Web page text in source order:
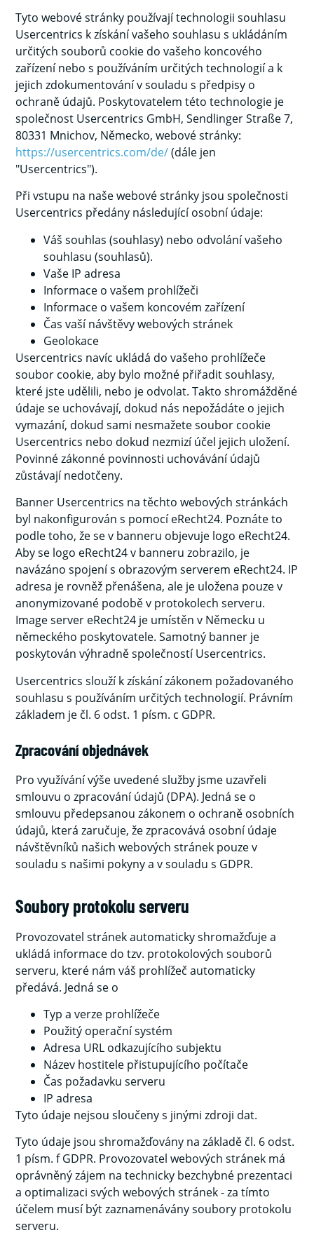
Tyto webové stránky používají technologii souhlasu
Usercentrics k získání vašeho souhlasu s ukládáním
určitých souborů cookie do vašeho koncového
zařízení nebo s používáním určitých technologií a k
jejich zdokumentování v souladu s předpisy o
ochraně údajů. Poskytovatelem této technologie je
společnost Usercentrics GmbH, Sendlinger Straße 7,
80331 Mnichov, Německo, webové stránky:
https://usercentrics.com/de/(dále jen
"Usercentrics").
Při vstupu na naše webové stránky jsou společnosti
Usercentrics předány následující osobní údaje:
Váš souhlas (souhlasy) nebo odvolání vašeho
souhlasu (souhlasů).
Vaše IP adresa
Informace o vašem prohlížeči
Informace o vašem koncovém zařízení
Čas vaší návštěvy webových stránek
Geolokace
Usercentrics navíc ukládá do vašeho prohlížeče
soubor cookie, aby bylo možné přiřadit souhlasy,
které jste udělili, nebo je odvolat. Takto shromážděné
údaje se uchovávají, dokud nás nepožádáte o jejich
vymazání, dokud sami nesmažete soubor cookie
Usercentrics nebo dokud nezmizí účel jejich uložení.
Povinné zákonné povinnosti uchovávání údajů
zůstávají nedotčeny.
Banner Usercentrics na těchto webových stránkách
byl nakonfigurován s pomocí eRecht24. Poznáte to
podle toho, že se v banneru objevuje logo eRecht24.
Aby se logo eRecht24 v banneru zobrazilo, je
navázáno spojení s obrazovým serverem eRecht24. IP
adresa je rovněž přenášena, ale je uložena pouze v
anonymizované podobě v protokolech serveru.
Image server eRecht24 je umístěn v Německu u
německého poskytovatele. Samotný banner je
poskytován výhradně společností Usercentrics.
Usercentrics slouží k získání zákonem požadovaného
souhlasu s používáním určitých technologií. Právním
základem je čl. 6 odst. 1 písm. c GDPR.
Zpracování objednávek
Pro využívání výše uvedené služby jsme uzavřeli
smlouvu o zpracování údajů (DPA). Jedná se o
smlouvu předepsanou zákonem o ochraně osobních
údajů, která zaručuje, že zpracovává osobní údaje
návštěvníků našich webových stránek pouze v
souladu s našimi pokyny a v souladu s GDPR.
Soubory protokolu serveru
Provozovatel stránek automaticky shromažďuje a
ukládá informace do tzv. protokolových souborů
serveru, které nám váš prohlížeč automaticky
předává. Jedná se o
Typ a verze prohlížeče
Použitý operační systém
Adresa URL odkazujícího subjektu
Název hostitele přistupujícího počítače
Čas požadavku serveru
IP adresa
Tyto údaje nejsou sloučeny s jinými zdroji dat.
Tyto údaje jsou shromažďovány na základě čl. 6 odst.
1 písm. f GDPR. Provozovatel webových stránek má
oprávněný zájem na technicky bezchybné prezentaci
a optimalizaci svých webových stránek - za tímto
účelem musí být zaznamenávány soubory protokolu
serveru.